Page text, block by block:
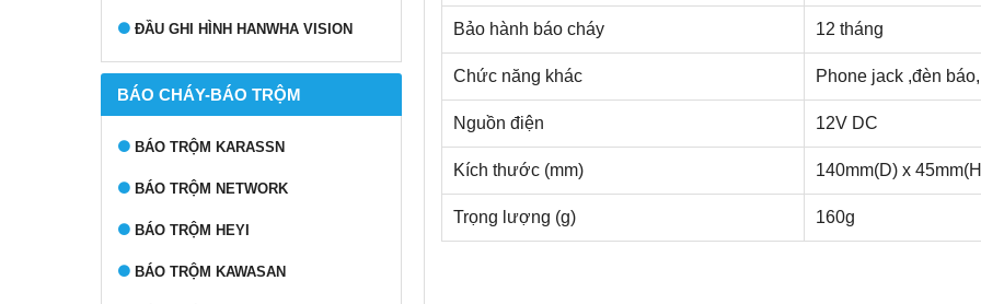
ĐẦU GHI HÌNH HANWHA VISION
BÁO CHÁY-BÁO TRỘM
BÁO TRỘM KARASSN
BÁO TRỘM NETWORK
BÁO TRỘM HEYI
BÁO TRỘM KAWASAN
Bảo hành báo cháy 12 tháng
Chức năng khác Phone jack ,đèn
Nguồn điện 12V DC
Kích thước (mm) 140mm(D) x
Trọng lượng (g) 160g